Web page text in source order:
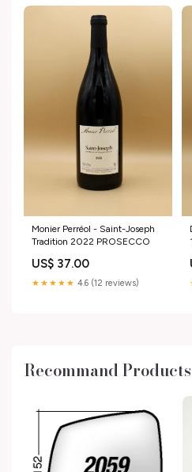
Monier Perréol - Saint-Joseph
Tradition 2022 PROSECCO
US$ 37.00
★★★★★ 4.6 (12 reviews)
Recommand Products